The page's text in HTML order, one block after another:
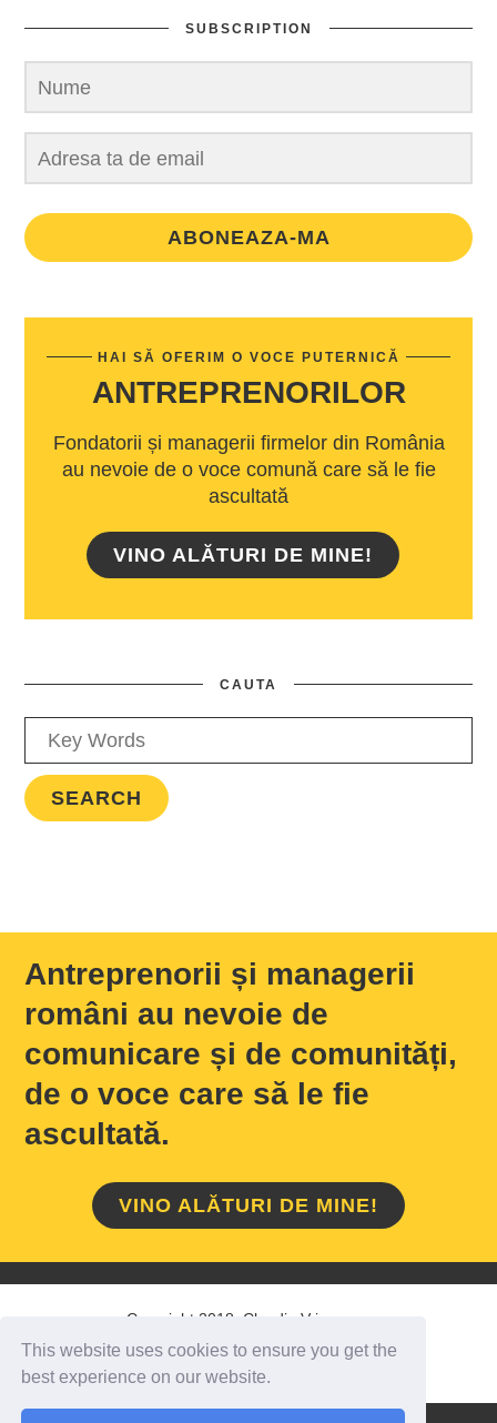
This website uses cookies to ensure you get the
best experience on our website.
SUBSCRIPTION
ABONEAZA-MA
HAI SĂ OFERIM O VOCE PUTERNICĂ
ANTREPRENORILOR
Fondatorii și managerii firmelor din România
au nevoie de o voce comună care să le fie
ascultată
VINO ALĂTURI DE MINE!
CAUTA
Antreprenorii și managerii
români au nevoie de
comunicare și de comunități,
de o voce care să le fie
ascultată.
VINO ALĂTURI DE MINE!
Copyright 2018 Claudiu Vrinceanu
HOME / DESPRE MINE CONTACT